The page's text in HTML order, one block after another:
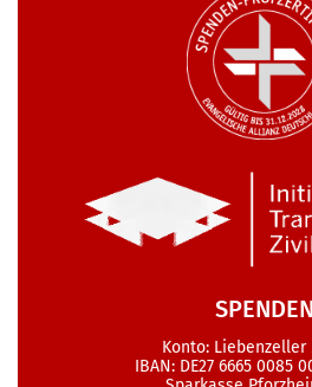
SPENDEN
Konto: Liebenzeller
IBAN: DE27 6665 0085